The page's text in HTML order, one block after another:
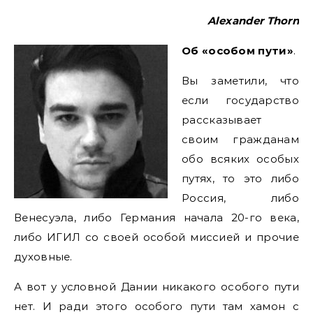
Alexander Thorn
Об «особом пути».
Вы заметили, что
если государство
рассказывает
своим гражданам
обо всяких особых
путях, то это либо
Россия, либо
Венесуэла, либо Германия начала 20-го века,
либо ИГИЛ со своей особой миссией и прочие
духовные.
А вот у условной Дании никакого особого пути
нет. И ради этого особого пути там хамон с